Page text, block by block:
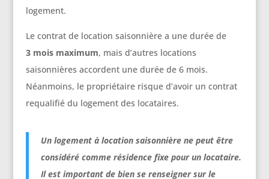
logement.
Le contrat de location saisonnière a une durée de
3 mois maximum, mais d’autres locations
saisonnières accordent une durée de 6 mois.
Néanmoins, le propriétaire risque d’avoir un contrat
requalifié du logement des locataires.
Un logement à location saisonnière ne peut être
considéré comme résidence fixe pour un locataire.
Il est important de bien se renseigner sur le